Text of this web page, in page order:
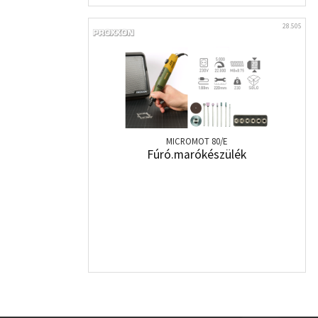
28.505
MICROMOT 80/E
Fúró.marókészülék